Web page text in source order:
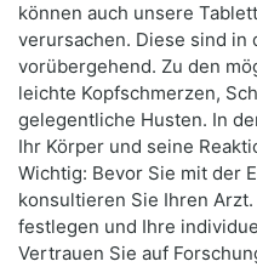
können auch unsere
verursachen. Diese sind in
vorübergehend. Zu den
leichte Kopfschmerzen,
gelegentliche Husten. In
Ihr Körper und seine
Wichtig: Bevor Sie mit der
konsultieren Sie Ihren
festlegen und Ihre
Vertrauen Sie auf